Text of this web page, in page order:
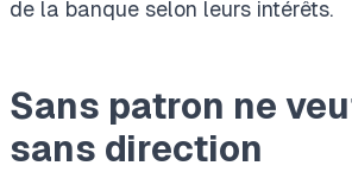
de la banque selon leurs intérêts.
Sans patron ne
sans direction